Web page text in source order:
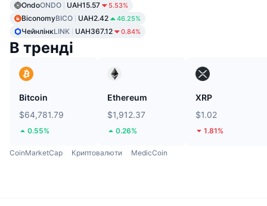
OndoONDO UAH15.57 5.53%
BiconomyBICO UAH2.42 46.25%
ЧейнлінкLINK UAH367.12 0.84%
В тренді
Bitcoin
$64,781.79
0.55%
Ethereum
$1,912.37
0.26%
XRP
$1.02
1.81%
CoinMarketCap Криптовалюти MedicCoin